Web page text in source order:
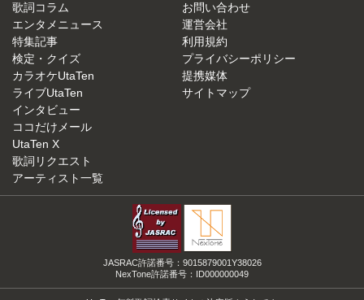
歌詞コラム
エンタメニュース
特集記事
検定・クイズ
カラオケUtaTen
ライブUtaTen
インタビュー
ココだけメール
UtaTen X
歌詞リクエスト
アーティスト一覧
お問い合わせ
運営会社
利用規約
プライバシーポリシー
提携媒体
サイトマップ
JASRAC許諾番号：9015879001Y38026
NexTone許諾番号：ID000000049